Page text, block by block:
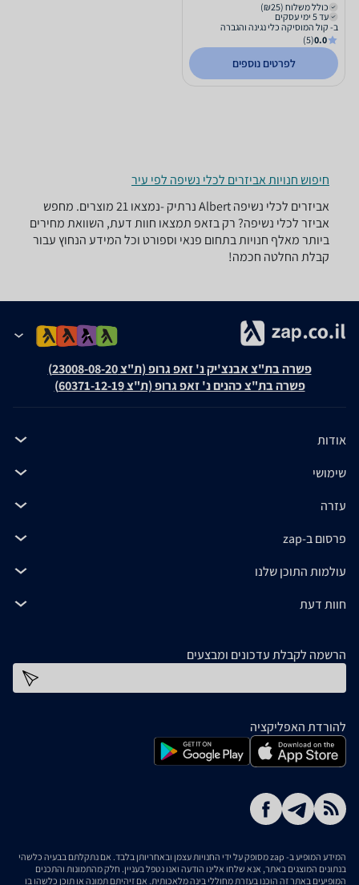
כולל משלוח (₪25)
עד 5 ימי עסקים
ב- קול המוסיקה כלי נגינה והגברה
0.0
(5)
לפרטים נוספים
חיפוש חנויות אביזרים לכלי נשיפה לפי עיר
אביזרים לכלי נשיפה ‏Albert ‏נרתיק -נמצאו 21 מוצרים. מחפש
אביזר לכלי נשיפה? רק בזאפ תמצאו חוות דעת, השוואת מחירים
ביותר מאלף חנויות בתחום פנאי וספורט וכל המידע הנחוץ עבור
קבלת החלטה חכמה!
פשרה בת"צ אבנצ'יק נ' זאפ גרופ (ת"צ 23008-08-20)
פשרה בת"צ כהנים נ' זאפ גרופ (ת"צ 60371-12-19)
אודות
שימושי
עזרה
פרסום ב-zap
עולמות התוכן שלנו
חוות דעת
הרשמה לקבלת עדכונים ומבצעים
להורדת האפליקציה
המידע המופיע ב- zap מסופק על ידי החנויות עצמן ובאחריותן בלבד. אם נתקלתם בבעיה כלשהי
בנתונים המוצגים באתר, אנא שלחו אלינו הודעה ואנו נטפל בעניין. חלק מהתמונות והתכנים
המופיעים באתר זה הוכנו בעזרת מחוללי בינה מלאכותית. אם זיהיתם תמונה או תוכן כלשהו בו